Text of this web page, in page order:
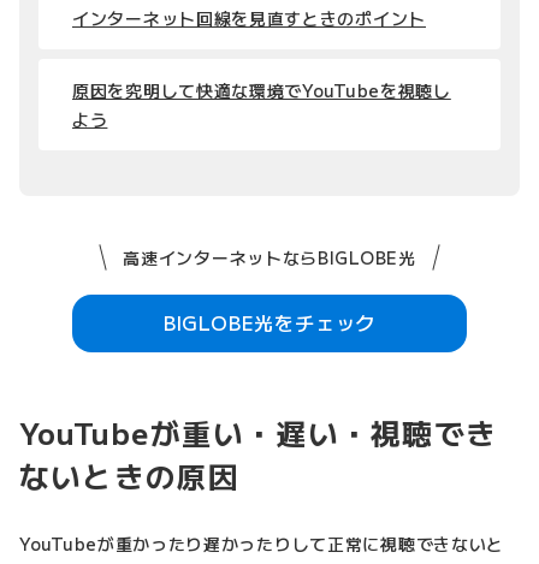
インターネット回線を見直すときのポイント
原因を究明して快適な環境でYouTubeを視聴し
よう
高速インターネットならBIGLOBE光
BIGLOBE光をチェック
YouTubeが重い・遅い・視聴でき
ないときの原因
YouTubeが重かったり遅かったりして正常に視聴できないと